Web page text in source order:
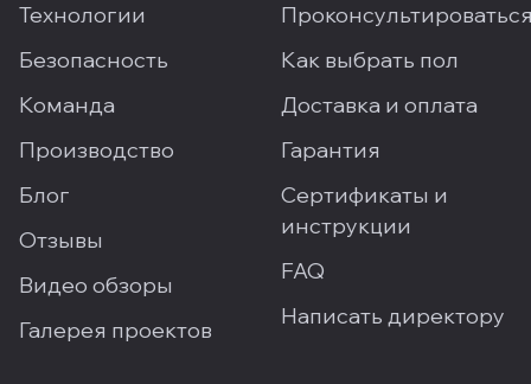
Технологии
Безопасность
Команда
Производство
Блог
Отзывы
Видео обзоры
Галерея проектов
Как выбрать пол
Доставка и оплата
Гарантия
Сертификаты и
инструкции
FAQ
Написать директору